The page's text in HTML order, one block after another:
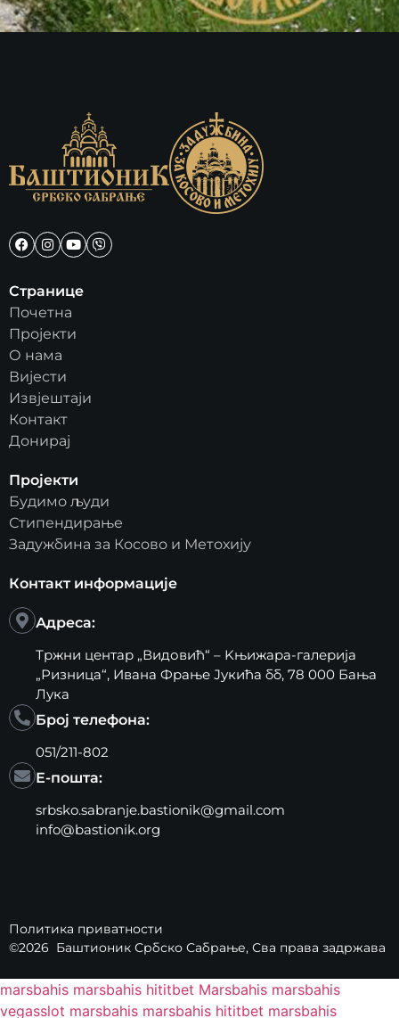
Странице
Почетна
Пројекти
О нама
Вијести
Извјештаји
Контакт
Донирај
Пројекти
Будимо људи
Стипендирање
Задужбина за Косово и Метохију
Контакт информације
Адреса:
Тржни центар „Видовић“ – Kњижара-галерија
„Ризница“, Ивана Фрање Јукића бб, 78 000 Бања
Лука
Број телефона:
051/211-802
Е-пошта:
srbsko.sabranje.bastionik@gmail.com
info@bastionik.org
Политика приватности
©2026 Баштионик Србско Сабрање, Сва права задржава
marsbahis marsbahis hititbet Marsbahis marsbahis
vegasslot marsbahis marsbahis hititbet marsbahis